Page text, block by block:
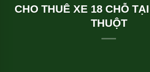
CHO THUÊ XE 18 CHỖ
THUỘT